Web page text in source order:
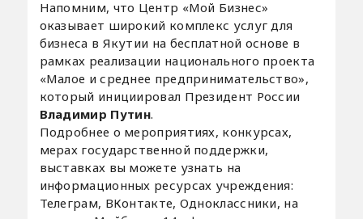
Напомним, что Центр «Мой Бизнес»
оказывает широкий комплекс услуг для
бизнеса в Якутии на бесплатной основе в
рамках реализации национального проекта
«Малое и среднее предпринимательство»,
который инициировал Президент России
Владимир Путин.
Подробнее о мероприятиях, конкурсах,
мерах государственной поддержки,
выставках вы можете узнать на
информационных ресурсах учреждения:
Телеграм, ВКонтакте, Одноклассники, на